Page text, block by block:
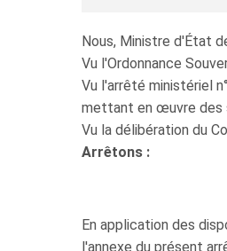
Nous, Ministre d'État
Vu l'Ordonnance
Vu l'arrêté ministériel
mettant en œuvre des
Vu la délibération du
Arrêtons :
En application des
l'annexe du présent